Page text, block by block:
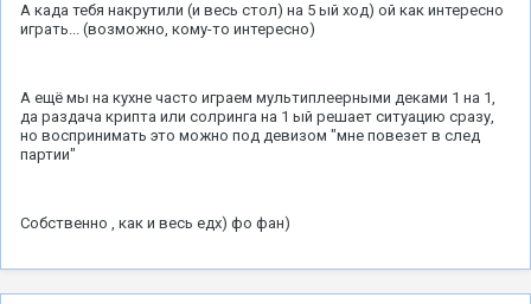
А када тебя накрутили (и весь стол) на 5 ый ход) ой как интересно
играть... (возможно, кому-то интересно)
А ещё мы на кухне часто играем мультиплеерными деками 1 на 1,
да раздача крипта или солринга на 1 ый решает ситуацию сразу,
но воспринимать это можно под девизом "мне повезет в след
партии"
Собственно , как и весь едх) фо фан)